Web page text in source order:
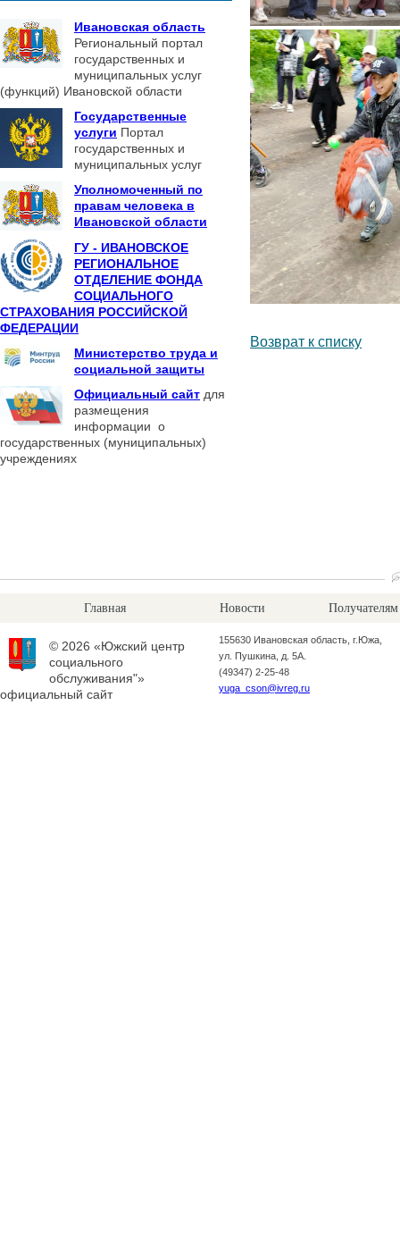
Возврат к списку
Ивановская область
Региональный портал
государственных и
муниципальных услуг
(функций) Ивановской области
Государственные
услуги Портал
государственных и
муниципальных услуг
Уполномоченный по
правам человека в
Ивановской области
ГУ - ИВАНОВСКОЕ
РЕГИОНАЛЬНОЕ
ОТДЕЛЕНИЕ ФОНДА
СОЦИАЛЬНОГО
СТРАХОВАНИЯ РОССИЙСКОЙ
ФЕДЕРАЦИИ
Министерство труда и
социальной защиты
Официальный сайт для
размещения
информации о
государственных (муниципальных)
учреждениях
Главная Новости Получателям
© 2026 «Южский центр
социального
обслуживания"»
официальный сайт
155630 Ивановская область, г.Южа,
ул. Пушкина, д. 5А.
(49347) 2-25-48
yuga_cson@ivreg.ru